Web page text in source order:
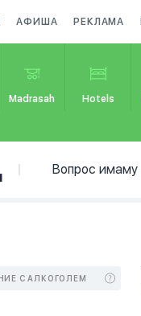
АФИША РЕКЛАМА
Madrasah Hotels
Вопрос имаму
С АЛКОГОЛЕМ